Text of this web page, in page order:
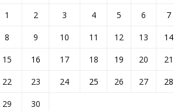
1 2 3 4 5 6
7
8
9 10 11 12 13
14
15
16 17 18 19 20
21
22
23 24 25 26 27
28
29
30